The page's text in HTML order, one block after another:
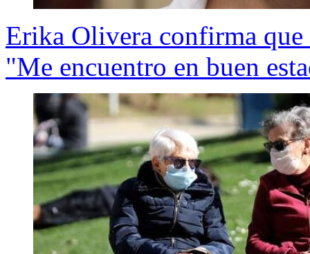
Erika Olivera confirma que
"Me encuentro en buen